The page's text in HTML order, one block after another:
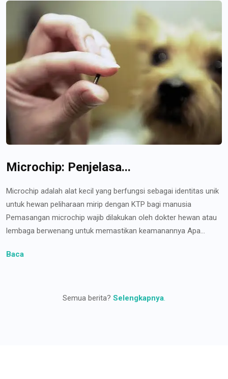
Microchip: Penjelasa...
Microchip adalah alat kecil yang berfungsi sebagai identitas unik
untuk hewan peliharaan mirip dengan KTP bagi manusia
Pemasangan microchip wajib dilakukan oleh dokter hewan atau
lembaga berwenang untuk memastikan keamanannya Apa...
Baca
Semua berita? Selengkapnya.